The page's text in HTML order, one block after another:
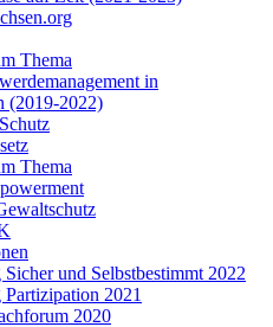
Thema
in
(2019-2022)
Thema
Sicher und Selbstbestimmt 2022
Partizipation 2021
2020